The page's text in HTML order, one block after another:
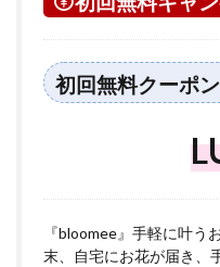
初回無料クーポ
『bloomee』手軽に叶う
末、自宅にお花が届き、